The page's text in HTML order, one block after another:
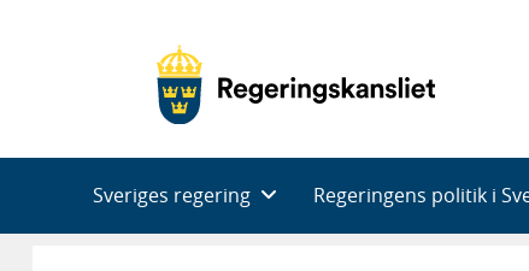
Sveriges regering Regeringens politik i